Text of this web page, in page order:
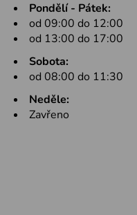
Pondělí - Pátek:
od 09:00 do 12:00
od 13:00 do 17:00
Sobota:
od 08:00 do 11:30
Neděle:
Zavřeno